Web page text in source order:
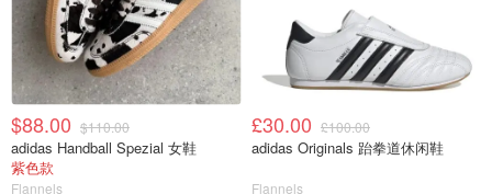
$88.00 $110.00
adidas Handball Spezial 女鞋
紫色款
Flannels
£30.00 £100.00
adidas Originals 跆拳道休闲鞋
Flannels